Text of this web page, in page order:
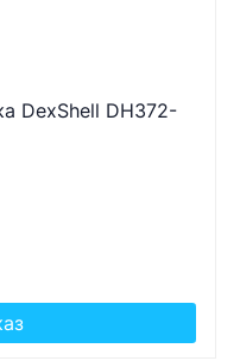
DexShell DH372-